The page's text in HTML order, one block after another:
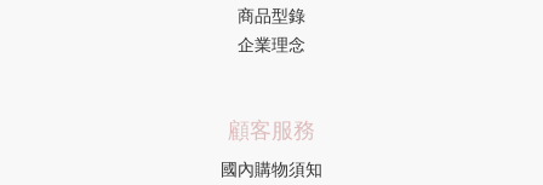
商品型錄
企業理念
顧客服務
國內購物須知